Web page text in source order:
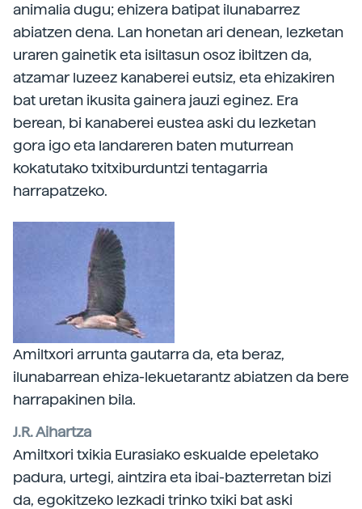
animalia dugu; ehizera batipat ilunabarrez
abiatzen dena. Lan honetan ari denean, lezketan
uraren gainetik eta isiltasun osoz ibiltzen da,
atzamar luzeez kanaberei eutsiz, eta ehizakiren
bat uretan ikusita gainera jauzi eginez. Era
berean, bi kanaberei eustea aski du lezketan
gora igo eta landareren baten muturrean
kokatutako txitxiburduntzi tentagarria
harrapatzeko.
Amiltxori arrunta gautarra da, eta beraz,
ilunabarrean ehiza-lekuetarantz abiatzen da bere
harrapakinen bila.
J.R. Aihartza
Amiltxori txikia Eurasiako eskualde epeletako
padura, urtegi, aintzira eta ibai-bazterretan bizi
da, egokitzeko lezkadi trinko txiki bat aski